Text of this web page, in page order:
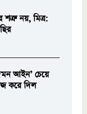
নয়, মিত্র:
আইন’ চেয়ে
করে দিল